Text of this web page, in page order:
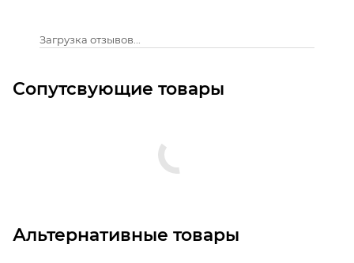
Загрузка отзывов...
Сопутсвующие товары
Альтернативные товары